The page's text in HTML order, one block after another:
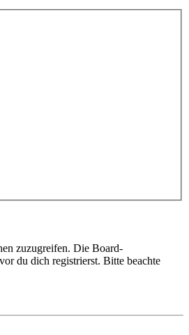
zuzugreifen. Die Board-
du dich registrierst. Bitte beachte